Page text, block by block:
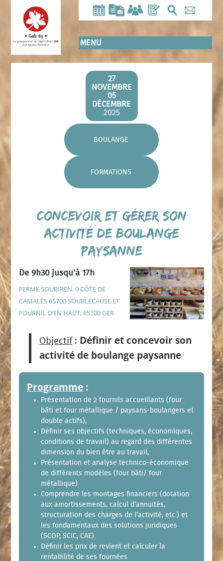
contenu
principal
MENU
27
NOVEMBRE
05
DÉCEMBRE
2025
BOULANGE
FORMATIONS
Concevoir et gérer son
activité de boulange
paysanne
De 9h30 jusqu'à 17h
FERME SOUBIREN, 9 CÔTE DE
CAMALÈS 65700 SOUBLECAUSE ET
FOURNIL D’EN HAUT, 65100 GER
Objectif: Définir et concevoir son
activité de boulange paysanne
Programme :
Présentation de 2 fournils accueillants (four
bâti et four métallique / paysans-boulangers et
double actifs),
Définir ses objectifs (techniques, économiques,
conditions de travail) au regard des différentes
dimension du bien être au travail,
Présentation et analyse technico-économique
de différents modèles (four bâti/ four
métallique)
Comprendre les montages financiers (dotation
aux amortissements, calcul d’annuités,
structuration des charges de l’activité, etc.) et
les fondamentaux des solutions juridiques
(SCOP, SCIC, CAE).
Définir les prix de revient et calculer la
rentabilité de ses fournées